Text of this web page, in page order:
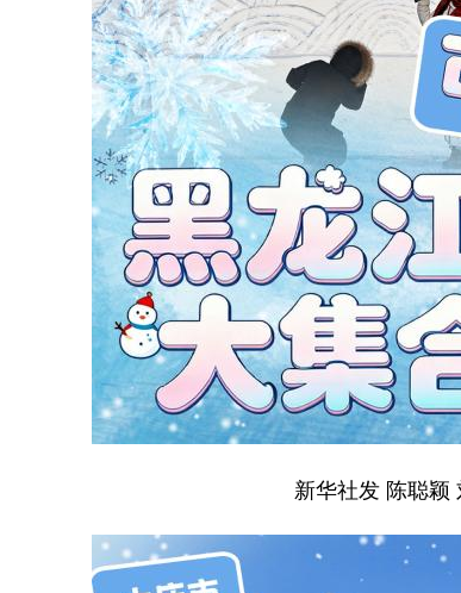
新华社发 陈聪颖